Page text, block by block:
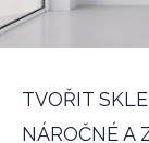
TVOŘIT
NÁROČNÉ A